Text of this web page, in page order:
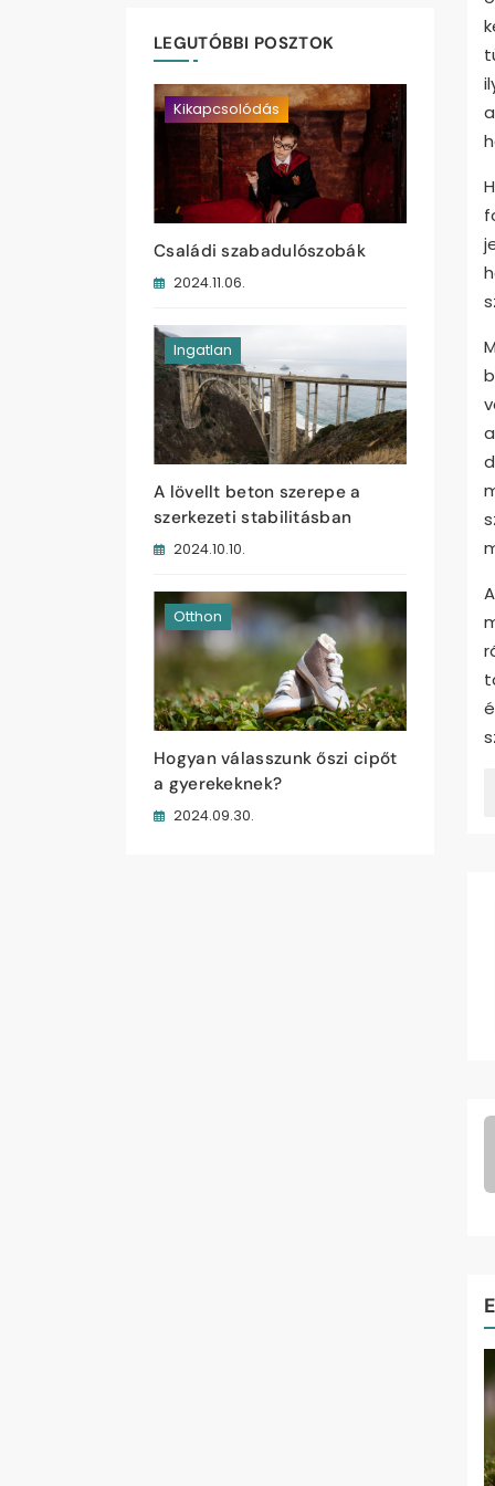
LEGUTÓBBI POSZTOK
Kikapcsolódás
Családi szabadulószobák
2024.11.06.
Ingatlan
A lövellt beton szerepe a
szerkezeti stabilitásban
2024.10.10.
Otthon
Hogyan válasszunk őszi cipőt
a gyerekeknek?
2024.09.30.